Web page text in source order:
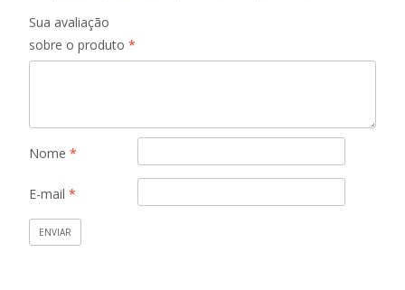
Sua avaliação
sobre o produto *
Nome *
E-mail *